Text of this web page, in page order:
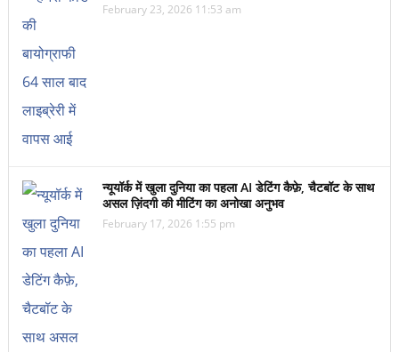
February 23, 2026 11:53 am
न्यूयॉर्क में खुला दुनिया का पहला AI डेटिंग कैफ़े, चैटबॉट के साथ
असल ज़िंदगी की मीटिंग का अनोखा अनुभव
February 17, 2026 1:55 pm